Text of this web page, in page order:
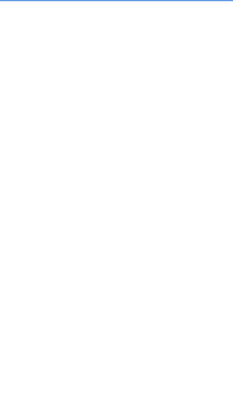
con nosotros